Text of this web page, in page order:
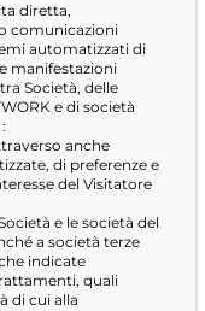
diretta,
comunicazioni
automatizzati di
manifestazioni
Società, delle
e di società
anche
di preferenze e
del Visitatore
e le società del
a società terze
indicate
quali
di cui alla